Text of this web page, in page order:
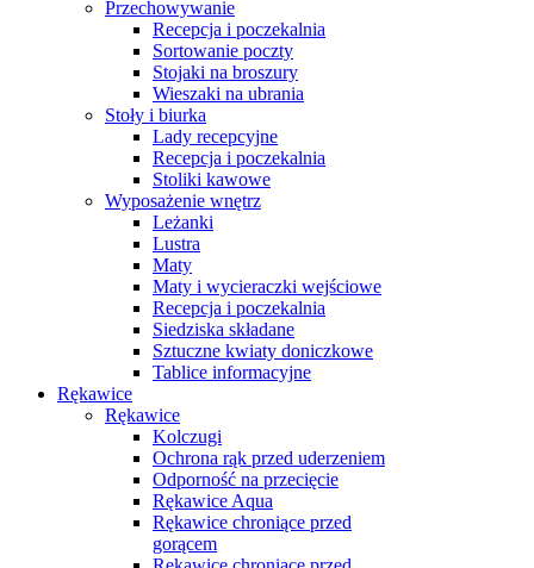
Przechowywanie
Recepcja i poczekalnia
Sortowanie poczty
Stojaki na broszury
Wieszaki na ubrania
Stoły i biurka
Lady recepcyjne
Recepcja i poczekalnia
Stoliki kawowe
Wyposażenie wnętrz
Leżanki
Lustra
Maty
Maty i wycieraczki wejściowe
Recepcja i poczekalnia
Siedziska składane
Sztuczne kwiaty doniczkowe
Tablice informacyjne
Rękawice
Rękawice
Kolczugi
Ochrona rąk przed uderzeniem
Odporność na przecięcie
Rękawice Aqua
Rękawice chroniące przed
gorącem